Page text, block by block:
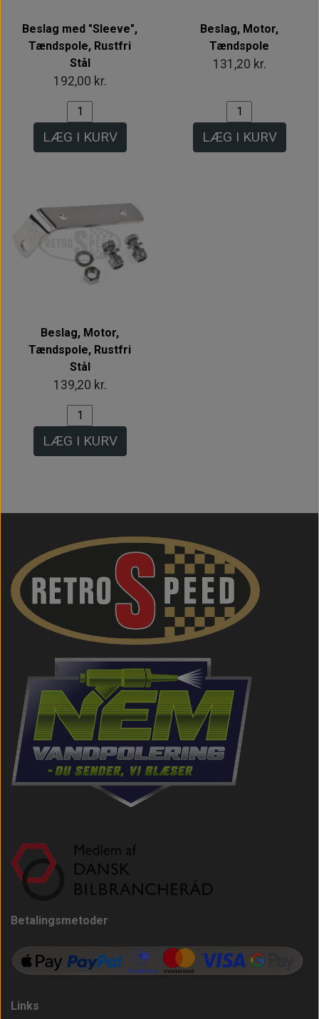
Beslag med "Sleeve",
Tændspole, Rustfri
Stål
192,00 kr.
LÆG I KURV
Beslag, Motor,
Tændspole
131,20 kr.
LÆG I KURV
Beslag, Motor,
Tændspole, Rustfri
Stål
139,20 kr.
LÆG I KURV
Betalingsmetoder
Links